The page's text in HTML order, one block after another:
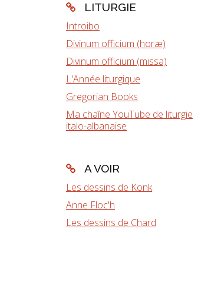
LITURGIE
Introibo
Divinum officium (horæ)
Divinum officium (missa)
L'Année liturgique
Gregorian Books
Ma chaîne YouTube de liturgie
italo-albanaise
A VOIR
Les dessins de Konk
Anne Floc'h
Les dessins de Chard